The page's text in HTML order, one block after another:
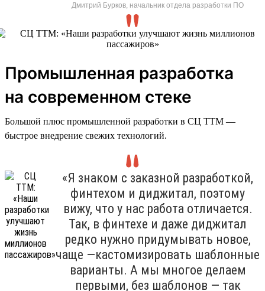
Дмитрий Бурков, начальник отдела разработки ПО
Промышленная разработка
на современном стеке
Большой плюс промышленной разработки в СЦ ТТМ —
быстрое внедрение свежих технологий.
«Я знаком с заказной разработкой,
финтехом и диджитал, поэтому
вижу, что у нас работа отличается.
Так, в финтехе и даже диджитал
редко нужно придумывать новое,
чаще —кастомизировать шаблонные
варианты. А мы многое делаем
первыми, без шаблонов — так